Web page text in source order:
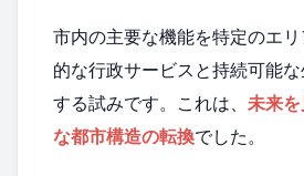
市内の主要な機能を特定のエ
的な行政サービスと持続可能
する試みです。これは、 未来
な都市構造の転換でした。